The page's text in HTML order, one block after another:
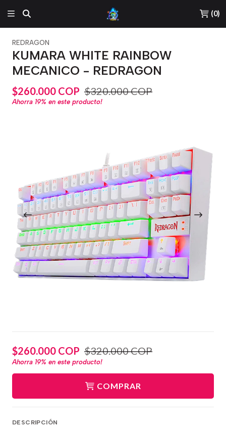
(0)
REDRAGON
KUMARA WHITE RAINBOW
MECANICO - REDRAGON
$260.000 COP $320.000 COP
Ahorra 19% en este producto!
$260.000 COP $320.000 COP
Ahorra 19% en este producto!
COMPRAR
DESCRIPCIÓN